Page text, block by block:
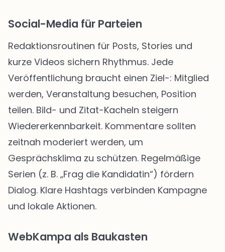
Social-Media für Parteien
Redaktionsroutinen für Posts, Stories und
kurze Videos sichern Rhythmus. Jede
Veröffentlichung braucht einen Ziel-: Mitglied
werden, Veranstaltung besuchen, Position
teilen. Bild- und Zitat-Kacheln steigern
Wiedererkennbarkeit. Kommentare sollten
zeitnah moderiert werden, um
Gesprächsklima zu schützen. Regelmäßige
Serien (z. B. „Frag die Kandidatin“) fördern
Dialog. Klare Hashtags verbinden Kampagne
und lokale Aktionen.
WebKampa als Baukasten